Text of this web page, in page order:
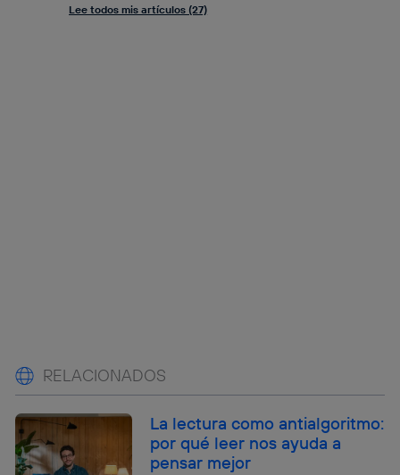
Lee todos mis artículos (27)
RELACIONADOS
La lectura como antialgoritmo:
por qué leer nos ayuda a
pensar mejor